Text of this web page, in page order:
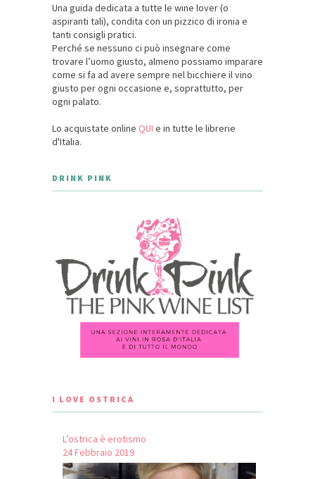
Una guida dedicata a tutte le wine lover (o
aspiranti tali), condita con un pizzico di ironia e
tanti consigli pratici.
Perché se nessuno ci può insegnare come
trovare l’uomo giusto, almeno possiamo imparare
come si fa ad avere sempre nel bicchiere il vino
giusto per ogni occasione e, soprattutto, per
ogni palato.
Lo acquistate online QUI e in tutte le librerie
d'Italia.
DRINK PINK
I LOVE OSTRICA
L’ostrica è erotismo
24 Febbraio 2019